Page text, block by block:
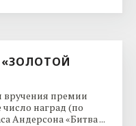
премии
наград (по
Андерсона «Битва ...